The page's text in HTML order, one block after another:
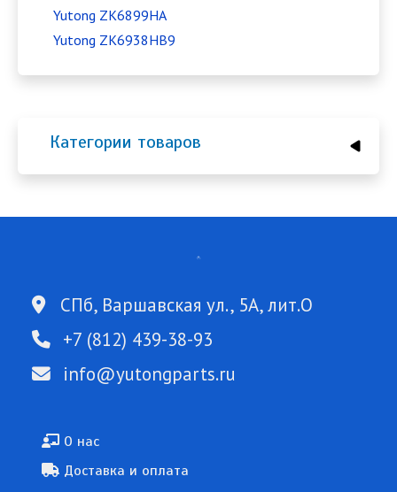
Yutong ZK6899HA
Yutong ZK6938HB9
Категории товаров
СПб, Варшавская ул., 5А, лит.О
+7 (812) 439-38-93
info@yutongparts.ru
Подвал
О нас
Доставка и оплата